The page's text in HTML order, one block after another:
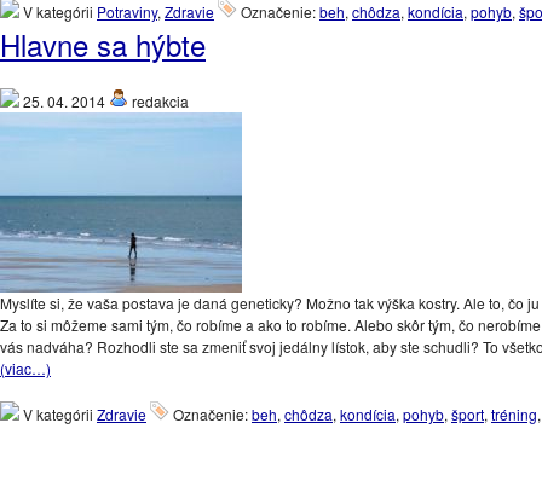
V kategórii Potraviny, Zdravie Označenie:beh, chôdza, kondícia, pohyb,
Hlavne sa hýbte
25. 04. 2014 redakcia
Myslíte si, že vaša postava je daná geneticky? Možno tak výška kostry. Ale to, čo
Za to si môžeme sami tým, čo robíme a ako to robíme. Alebo skôr tým, čo
vás nadváha? Rozhodli ste sa zmeniť svoj jedálny lístok, aby ste schudli? To
(viac…)
V kategórii Zdravie Označenie:beh, chôdza, kondícia, pohyb, šport, tréning